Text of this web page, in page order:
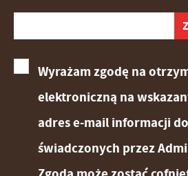
Wyrażam zgodę na
elektroniczną na
adres e-mail informacji
świadczonych przez